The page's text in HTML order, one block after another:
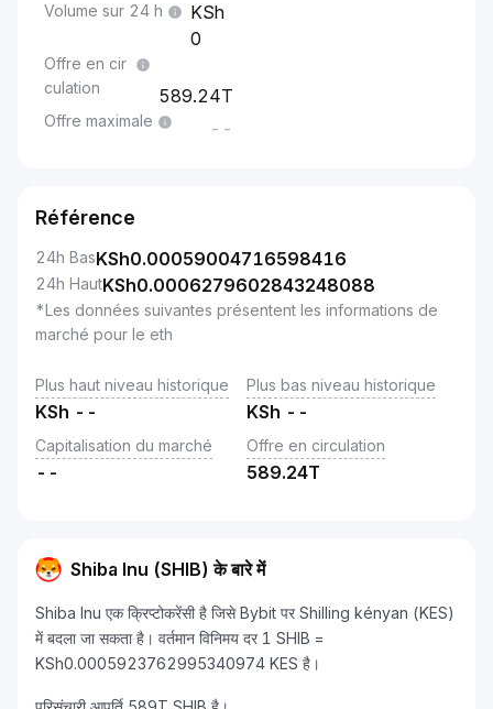
Volume sur 24 h
0
Offre en cir
culation
589.24T
Offre maximale --
Référence
24h BasKSh0.00059004716598416
24h HautKSh0.0006279602843248088
*Les données suivantes présentent les informations de
marché pour le eth
Plus haut niveau historique
KSh --
Plus bas niveau historique
KSh --
Capitalisation du marché
--
Offre en circulation
589.24T
Shiba Inu (SHIB) के बारे में
Shiba Inu एक क्रिप्टोकरेंसी है जिसे Bybit पर Shilling kényan (KES)
में बदला जा सकता है। वर्तमान विनिमय दर 1 SHIB =
KSh0.0005923762995340974 KES है।